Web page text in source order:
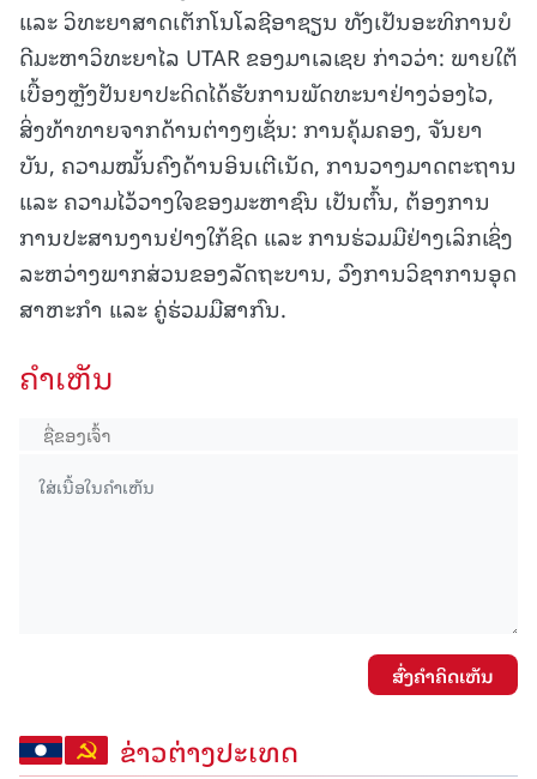
ແລະ ວິທະຍາສາດເຕັກໂນໂລຊີອາຊຽນ ທັງເປັນອະທິການບໍ
ດີມະຫາວິທະຍາໄລ UTAR ຂອງມາເລເຊຍ ກ່າວວ່າ: ພາຍໃຕ້
ເບື້ອງຫຼັງປັນຍາປະດິດໄດ້ຮັບການພັດທະນາຢ່າງວ່ອງໄວ,
ສິ່ງທ້າທາຍຈາກດ້ານຕ່າງໆເຊັ່ນ: ການຄຸ້ມຄອງ, ຈັນຍາ
ບັນ, ຄວາມໝັ້ນຄົງດ້ານອິນເຕີເນັດ, ການວາງມາດຕະຖານ
ແລະ ຄວາມໄວ້ວາງໃຈຂອງມະຫາຊົນ ເປັນຕົ້ນ, ຕ້ອງການ
ການປະສານງານຢ່າງໃກ້ຊິດ ແລະ ການຮ່ວມມືຢ່າງເລິກເຊິ່ງ
ລະຫວ່າງພາກສ່ວນຂອງລັດຖະບານ, ວົງການວິຊາການອຸດ
ສາຫະກໍາ ແລະ ຄູ່ຮ່ວມມືສາກົນ.
ຄໍາເຫັນ
ສົ່ງຄໍາຄິດເຫັນ
ຂ່າວຕ່າງປະເທດ